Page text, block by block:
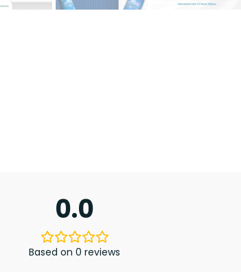
0.0
Based on 0 reviews